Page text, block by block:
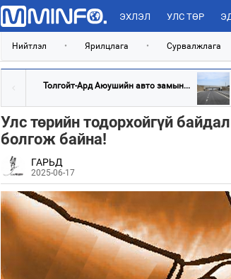
ЭХЛЭЛ УЛС ТӨР
Нийтлэл • Ярилцлага • Сурвалжлага
Толгойт-Ард Аюушийн авто замын...
Улс төрийн тодорхойгүй
болгож байна!
ГАРЬД
2025-06-17